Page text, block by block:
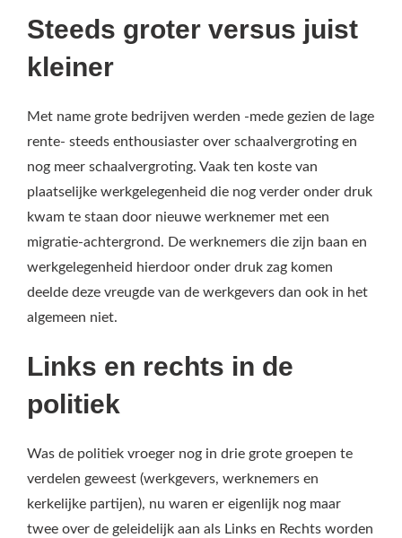
Steeds groter versus juist
kleiner
Met name grote bedrijven werden -mede gezien de lage
rente- steeds enthousiaster over schaalvergroting en
nog meer schaalvergroting. Vaak ten koste van
plaatselijke werkgelegenheid die nog verder onder druk
kwam te staan door nieuwe werknemer met een
migratie-achtergrond. De werknemers die zijn baan en
werkgelegenheid hierdoor onder druk zag komen
deelde deze vreugde van de werkgevers dan ook in het
algemeen niet.
Links en rechts in de
politiek
Was de politiek vroeger nog in drie grote groepen te
verdelen geweest (werkgevers, werknemers en
kerkelijke partijen), nu waren er eigenlijk nog maar
twee over de geleidelijk aan als Links en Rechts worden